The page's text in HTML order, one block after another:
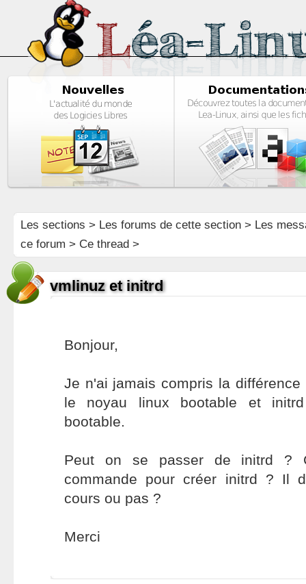
Les sections > Les forums de cette section> Les
ce forum > Ce thread >
vmlinuz et initrd
Bonjour,
Je n'ai jamais compris la
le noyau linux bootable et
bootable.
Peut on se passer de initrd ?
commande pour créer initrd ? Il
cours ou pas ?
Merci